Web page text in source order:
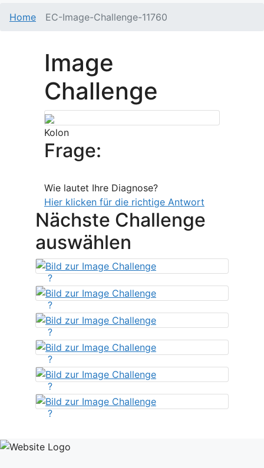
Home EC-Image-Challenge-11760
Image
Challenge
Kolon
Frage:
Wie lautet Ihre Diagnose?
Hier klicken für die richtige Antwort
Nächste Challenge
auswählen
?
?
?
?
?
?